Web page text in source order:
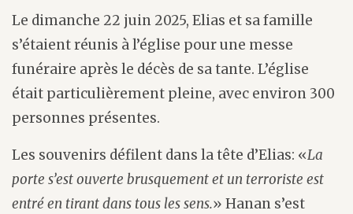
Le dimanche 22 juin 2025, Elias et sa famille
s’étaient réunis à l’église pour une messe
funéraire après le décès de sa tante. L’église
était particulièrement pleine, avec environ 300
personnes présentes.
Les souvenirs défilent dans la tête d’Elias: «La
porte s’est ouverte brusquement et un terroriste est
entré en tirant dans tous les sens.» Hanan s’est